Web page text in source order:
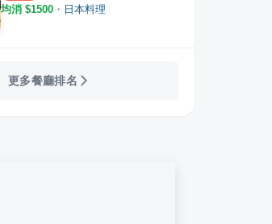
均消 $1500 ・ 日本料理
更多餐廳排名